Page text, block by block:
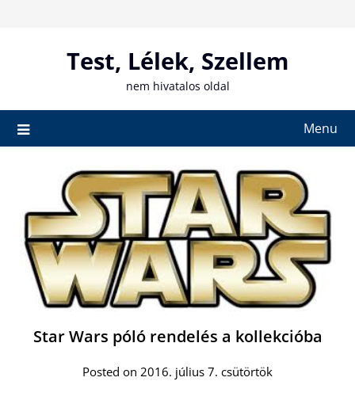
Test, Lélek, Szellem
nem hivatalos oldal
Menu
Star Wars póló rendelés a kollekcióba
Posted on 2016. július 7. csütörtök